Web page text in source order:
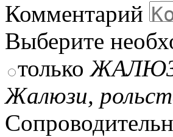
Комментарий
Выберите
только
Жалюзи,